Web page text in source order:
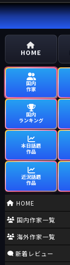
HOME
国内
作家
国内
ランキング
本日話題
作品
近況話題
作品
HOME
国内作家一覧
海外作家一覧
新着レビュー